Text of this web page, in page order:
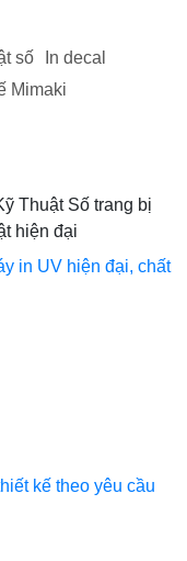
số
In decal
Mimaki
Thuật Số trang bị
hiện đại
in UV hiện đại, chất
kế theo yêu cầu